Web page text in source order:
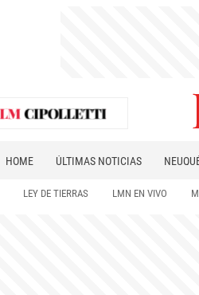
HOME ÚLTIMAS NOTICIAS
LEY DE TIERRAS LMN EN VIVO